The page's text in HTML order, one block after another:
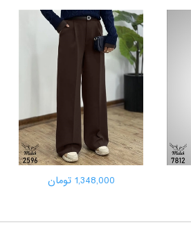
1,348,000 تومان